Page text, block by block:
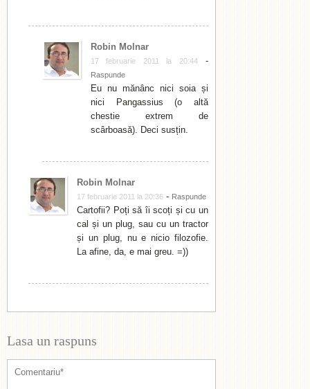
Robin Molnar
17 februarie 2011 la 20:44-
Raspunde
Eu nu mănânc nici soia și
nici Pangassius (o altă
chestie extrem de
scârboasă). Deci susțin.
Robin Molnar
17 februarie 2011 la 20:36 - Raspunde
Cartofii? Poți să îi scoți și cu un
cal și un plug, sau cu un tractor
și un plug, nu e nicio filozofie.
La afine, da, e mai greu. =))
Lasa un raspuns